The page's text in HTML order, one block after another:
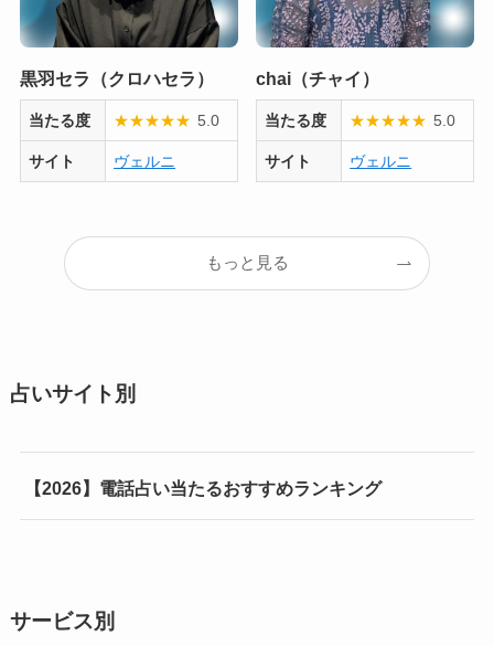
黒羽セラ（クロハセラ）
当たる度 ★★★★★ 5.0
サイト ヴェルニ
chai（チャイ）
当たる度 ★★★★★ 5.0
サイト ヴェルニ
もっと見る
占いサイト別
【2026】電話占い当たるおすすめランキング
サービス別